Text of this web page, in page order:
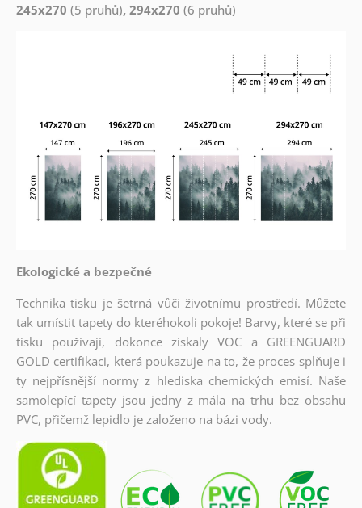
245x270 (5 pruhů), 294x270 (6 pruhů)
Ekologické a bezpečné
Technika tisku je šetrná vůči životnímu prostředí. Můžete
tak umístit tapety do kteréhokoli pokoje! Barvy, které se při
tisku používají, dokonce získaly VOC a GREENGUARD
GOLD certifikaci, která poukazuje na to, že proces splňuje i
ty nejpřísnější normy z hlediska chemických emisí. Naše
samolepící tapety jsou jedny z mála na trhu bez obsahu
PVC, přičemž lepidlo je založeno na bázi vody.